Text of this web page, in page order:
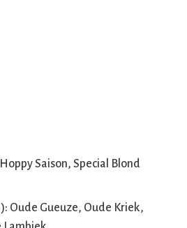
Saison, Special Blond
Oude Gueuze, Oude Kriek,